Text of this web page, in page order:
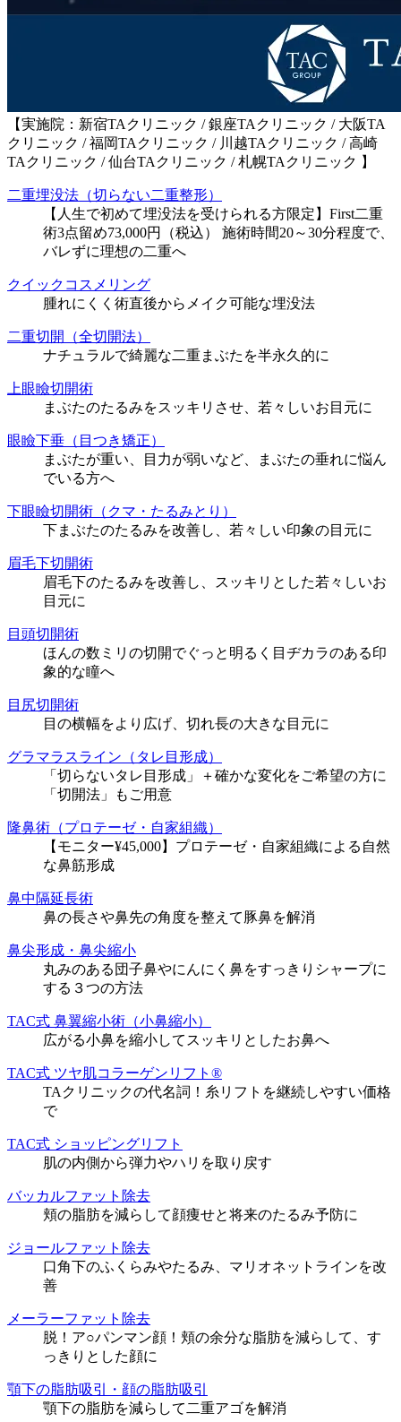
【実施院：新宿TAクリニック / 銀座TAクリニック / 大阪TA
クリニック / 福岡TAクリニック / 川越TAクリニック / 高崎
TAクリニック / 仙台TAクリニック / 札幌TAクリニック 】
二重埋没法（切らない二重整形）
【人生で初めて埋没法を受けられる方限定】First二重
術3点留め73,000円（税込） 施術時間20～30分程度で、
バレずに理想の二重へ
クイックコスメリング
腫れにくく術直後からメイク可能な埋没法
二重切開（全切開法）
ナチュラルで綺麗な二重まぶたを半永久的に
上眼瞼切開術
まぶたのたるみをスッキリさせ、若々しいお目元に
眼瞼下垂（目つき矯正）
まぶたが重い、目力が弱いなど、まぶたの垂れに悩ん
でいる方へ
下眼瞼切開術（クマ・たるみとり）
下まぶたのたるみを改善し、若々しい印象の目元に
眉毛下切開術
眉毛下のたるみを改善し、スッキリとした若々しいお
目元に
目頭切開術
ほんの数ミリの切開でぐっと明るく目ヂカラのある印
象的な瞳へ
目尻切開術
目の横幅をより広げ、切れ長の大きな目元に
グラマラスライン（タレ目形成）
「切らないタレ目形成」＋確かな変化をご希望の方に
「切開法」もご用意
隆鼻術（プロテーゼ・自家組織）
【モニター¥45,000】プロテーゼ・自家組織による自然
な鼻筋形成
鼻中隔延長術
鼻の長さや鼻先の角度を整えて豚鼻を解消
鼻尖形成・鼻尖縮小
丸みのある団子鼻やにんにく鼻をすっきりシャープに
する３つの方法
TAC式 鼻翼縮小術（小鼻縮小）
広がる小鼻を縮小してスッキリとしたお鼻へ
TAC式 ツヤ肌コラーゲンリフト®
TAクリニックの代名詞！糸リフトを継続しやすい価格
で
TAC式 ショッピングリフト
肌の内側から弾力やハリを取り戻す
バッカルファット除去
頬の脂肪を減らして顔痩せと将来のたるみ予防に
ジョールファット除去
口角下のふくらみやたるみ、マリオネットラインを改
善
メーラーファット除去
脱！ア○パンマン顔！頬の余分な脂肪を減らして、す
っきりとした顔に
顎下の脂肪吸引・顔の脂肪吸引
顎下の脂肪を減らして二重アゴを解消